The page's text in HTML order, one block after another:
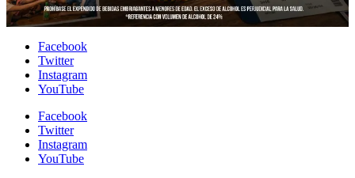
Facebook
Twitter
Instagram
YouTube
Facebook
Twitter
Instagram
YouTube